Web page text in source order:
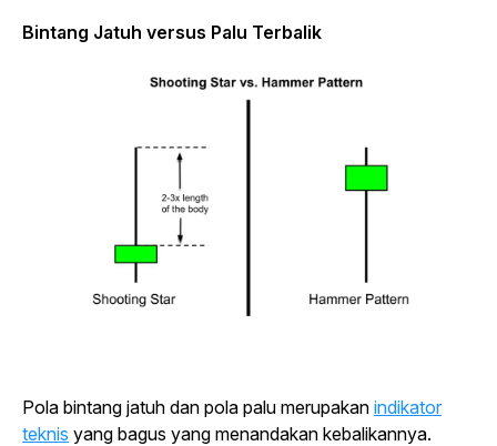
Bintang Jatuh versus Palu Terbalik
Pola bintang jatuh dan pola palu merupakan indikator
teknis yang bagus yang menandakan kebalikannya.